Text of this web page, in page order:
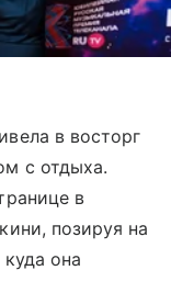
в восторг
с отдыха.
в
позируя на
она